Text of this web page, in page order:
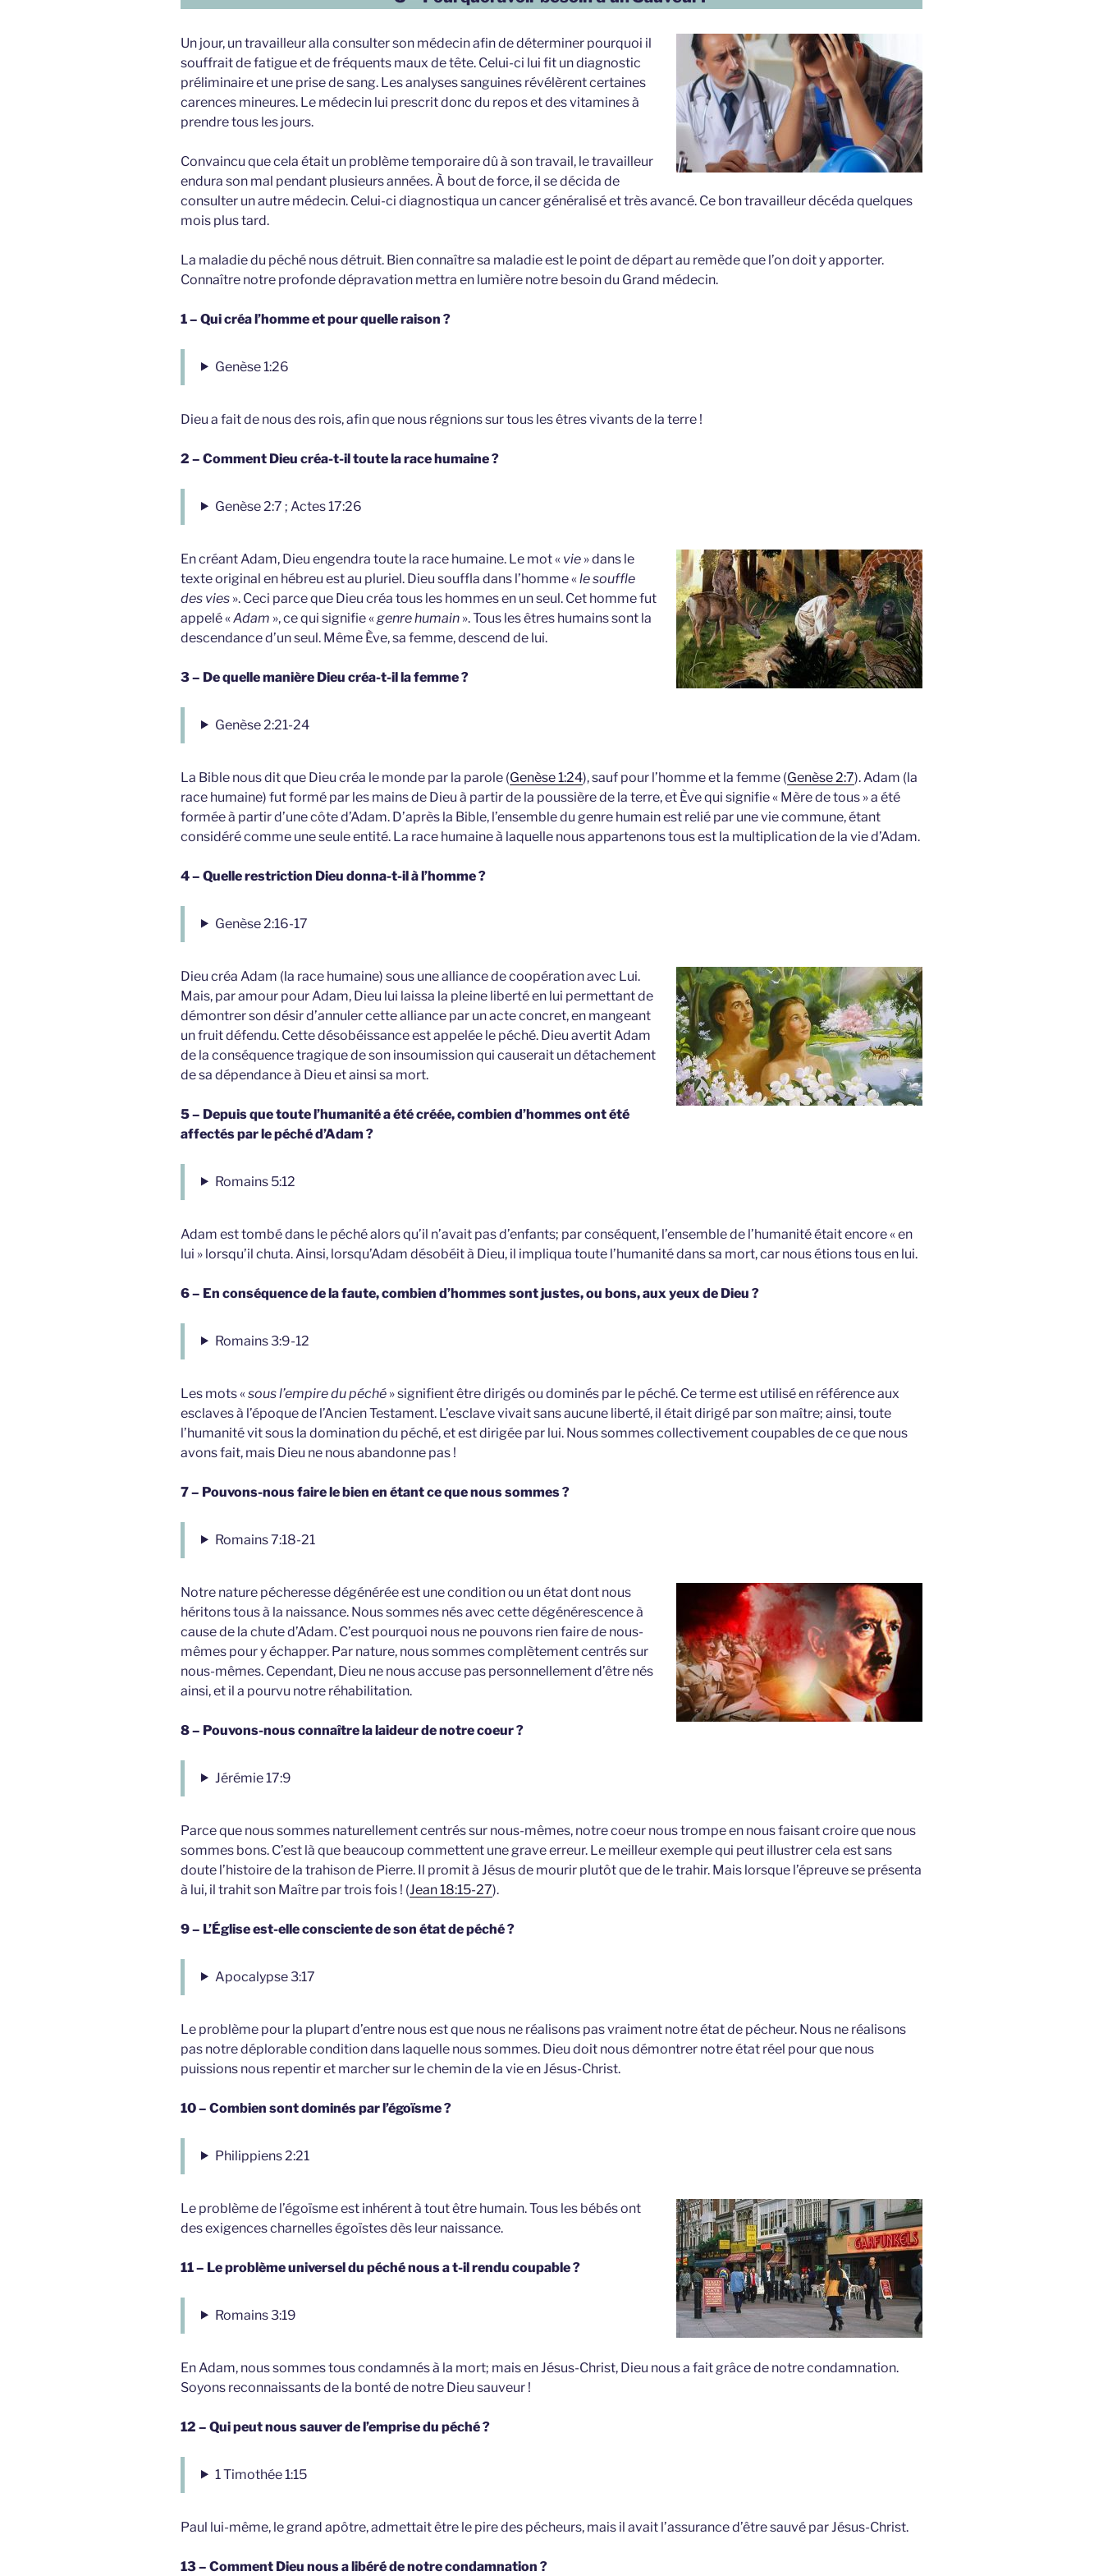
Un jour, un travailleur alla consulter son médecin afin de déterminer pourquoi il
souffrait de fatigue et de fréquents maux de tête. Celui-ci lui fit un diagnostic
préliminaire et une prise de sang. Les analyses sanguines révélèrent certaines
carences mineures. Le médecin lui prescrit donc du repos et des vitamines à
prendre tous les jours.
Convaincu que cela était un problème temporaire dû à son travail, le travailleur
endura son mal pendant plusieurs années. À bout de force, il se décida de
consulter un autre médecin. Celui-ci diagnostiqua un cancer généralisé et très avancé. Ce bon travailleur décéda quelques
mois plus tard.
La maladie du péché nous détruit. Bien connaître sa maladie est le point de départ au remède que l’on doit y apporter.
Connaître notre profonde dépravation mettra en lumière notre besoin du Grand médecin.
1 – Qui créa l’homme et pour quelle raison ?
Genèse 1:26
Dieu a fait de nous des rois, afin que nous régnions sur tous les êtres vivants de la terre !
2 – Comment Dieu créa-t-il toute la race humaine ?
Genèse 2:7 ; Actes 17:26
En créant Adam, Dieu engendra toute la race humaine. Le mot « vie » dans le
texte original en hébreu est au pluriel. Dieu souffla dans l’homme «le souffle
des vies ». Ceci parce que Dieu créa tous les hommes en un seul. Cet homme fut
appelé «Adam », ce qui signifie « genre humain ». Tous les êtres humains sont la
descendance d’un seul. Même Ève, sa femme, descend de lui.
3 – De quelle manière Dieu créa-t-il la femme ?
Genèse 2:21-24
La Bible nous dit que Dieu créa le monde par la parole (Genèse 1:24), sauf pour l’homme et la femme (Genèse 2:7). Adam (la
race humaine) fut formé par les mains de Dieu à partir de la poussière de la terre, et Ève qui signifie « Mère de tous » a été
formée à partir d’une côte d’Adam. D’après la Bible, l’ensemble du genre humain est relié par une vie commune, étant
considéré comme une seule entité. La race humaine à laquelle nous appartenons tous est la multiplication de la vie d’Adam.
4 – Quelle restriction Dieu donna-t-il à l’homme ?
Genèse 2:16-17
Dieu créa Adam (la race humaine) sous une alliance de coopération avec Lui.
Mais, par amour pour Adam, Dieu lui laissa la pleine liberté en lui permettant de
démontrer son désir d’annuler cette alliance par un acte concret, en mangeant
un fruit défendu. Cette désobéissance est appelée le péché. Dieu avertit Adam
de la conséquence tragique de son insoumission qui causerait un détachement
de sa dépendance à Dieu et ainsi sa mort.
5 – Depuis que toute l’humanité a été créée, combien d’hommes ont été
affectés par le péché d’Adam ?
Romains 5:12
Adam est tombé dans le péché alors qu’il n’avait pas d’enfants; par conséquent, l’ensemble de l’humanité était encore « en
lui » lorsqu’il chuta. Ainsi, lorsqu’Adam désobéit à Dieu, il impliqua toute l’humanité dans sa mort, car nous étions tous en lui.
6 – En conséquence de la faute, combien d’hommes sont justes, ou bons, aux yeux de Dieu ?
Romains 3:9-12
Les mots «sous l’empire du péché » signifient être dirigés ou dominés par le péché. Ce terme est utilisé en référence aux
esclaves à l’époque de l’Ancien Testament. L’esclave vivait sans aucune liberté, il était dirigé par son maître; ainsi, toute
l’humanité vit sous la domination du péché, et est dirigée par lui. Nous sommes collectivement coupables de ce que nous
avons fait, mais Dieu ne nous abandonne pas !
7 – Pouvons-nous faire le bien en étant ce que nous sommes ?
Romains 7:18-21
Notre nature pécheresse dégénérée est une condition ou un état dont nous
héritons tous à la naissance. Nous sommes nés avec cette dégénérescence à
cause de la chute d’Adam. C’est pourquoi nous ne pouvons rien faire de nous-
mêmes pour y échapper. Par nature, nous sommes complètement centrés sur
nous-mêmes. Cependant, Dieu ne nous accuse pas personnellement d’être nés
ainsi, et il a pourvu notre réhabilitation.
8 – Pouvons-nous connaître la laideur de notre coeur ?
Jérémie 17:9
Parce que nous sommes naturellement centrés sur nous-mêmes, notre coeur nous trompe en nous faisant croire que nous
sommes bons. C’est là que beaucoup commettent une grave erreur. Le meilleur exemple qui peut illustrer cela est sans
doute l’histoire de la trahison de Pierre. Il promit à Jésus de mourir plutôt que de le trahir. Mais lorsque l’épreuve se présenta
à lui, il trahit son Maître par trois fois ! (Jean 18:15-27).
9 – L’Église est-elle consciente de son état de péché ?
Apocalypse 3:17
Le problème pour la plupart d’entre nous est que nous ne réalisons pas vraiment notre état de pécheur. Nous ne réalisons
pas notre déplorable condition dans laquelle nous sommes. Dieu doit nous démontrer notre état réel pour que nous
puissions nous repentir et marcher sur le chemin de la vie en Jésus-Christ.
10 – Combien sont dominés par l’égoïsme ?
Philippiens 2:21
Le problème de l’égoïsme est inhérent à tout être humain. Tous les bébés ont
des exigences charnelles égoïstes dès leur naissance.
11 – Le problème universel du péché nous a t-il rendu coupable ?
Romains 3:19
En Adam, nous sommes tous condamnés à la mort; mais en Jésus-Christ, Dieu nous a fait grâce de notre condamnation.
Soyons reconnaissants de la bonté de notre Dieu sauveur !
12 – Qui peut nous sauver de l’emprise du péché ?
1 Timothée 1:15
Paul lui-même, le grand apôtre, admettait être le pire des pécheurs, mais il avait l’assurance d’être sauvé par Jésus-Christ.
13 – Comment Dieu nous a libéré de notre condamnation ?